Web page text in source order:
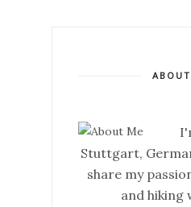
Stuttgart,
share my
and hiking